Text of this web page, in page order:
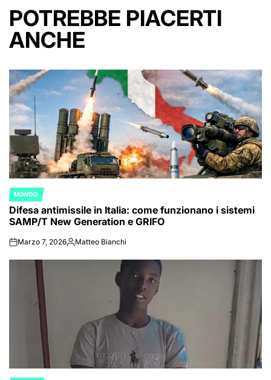
POTREBBE PIACERTI
ANCHE
POSTED
IN
MONDO
Difesa antimissile in Italia: come funzionano i sistemi
SAMP/T New Generation e GRIFO
onMarzo 7, 2026Posted
Matteo Bianchi